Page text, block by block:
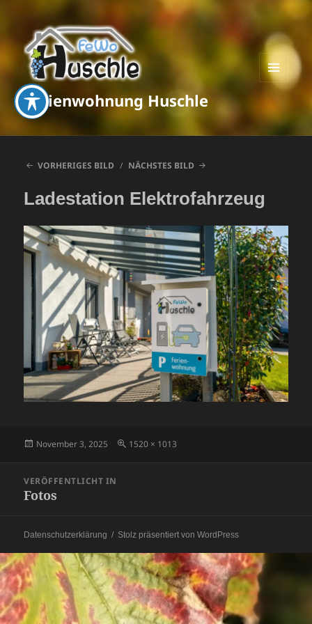
Ferienwohnung Huschle
MENÜ
UND
WIDGETS
VORHERIGES BILD NÄCHSTES BILD
Ladestation Elektrofahrzeug
Veröffentlicht
November 3, 2025 Originalgröße
1520 × 1013
VERÖFFENTLICHT IN
Fotos
Datenschutzerklärung Stolz präsentiert von WordPress